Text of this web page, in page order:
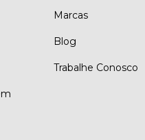
Marcas
Blog
Trabalhe Conosco